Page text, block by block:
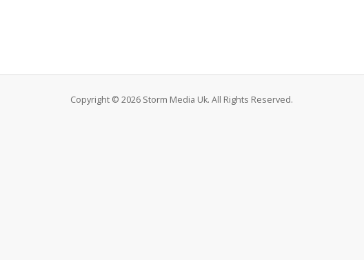
Copyright © 2026 Storm Media Uk. All Rights Reserved.